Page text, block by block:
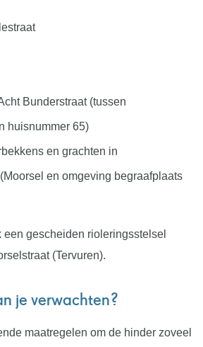
Bunderstraat (tussen
huisnummer 65)
en grachten in
en omgeving begraafplaats
een gescheiden rioleringsstelsel
(Tervuren).
je verwachten?
maatregelen om de hinder zoveel